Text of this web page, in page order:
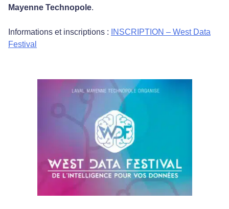
Mayenne Technopole.
Informations et inscriptions :
INSCRIPTION – West Data
Festival